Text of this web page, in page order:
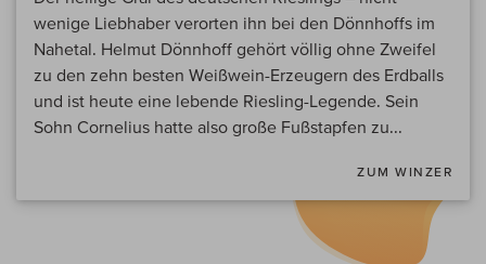
wenige Liebhaber verorten ihn bei den Dönnhoffs im
Nahetal. Helmut Dönnhoff gehört völlig ohne Zweifel
zu den zehn besten Weißwein-Erzeugern des Erdballs
und ist heute eine lebende Riesling-Legende. Sein
Sohn Cornelius hatte also große Fußstapfen zu...
ZUM WINZER